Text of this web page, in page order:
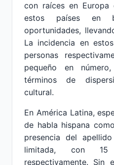
con raíces en Europa
estos países en
oportunidades,
La incidencia en
personas
pequeño en
términos de
cultural.
En América Latina,
de habla hispana
presencia del apellido
limitada, con
respectivamente. Sin